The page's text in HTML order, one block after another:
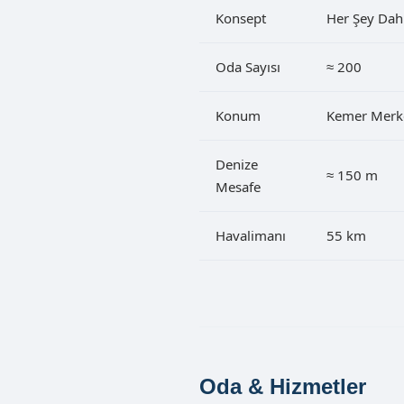
Konsept Her Şey
Oda Sayısı ≈ 200
Konum Kemer
Denize
Mesafe
≈ 150 m
Havalimanı 55 km
Oda & Hizmetler